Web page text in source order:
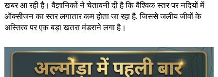
खबर आ रही है। वैज्ञानिकों ने चेतावनी दी है कि वैश्विक स्तर पर नदियों में
ऑक्सीजन का स्तर लगातार कम होता जा रहा है, जिससे जलीय जीवों के
अस्तित्व पर एक बड़ा खतरा मंडराने लगा है।